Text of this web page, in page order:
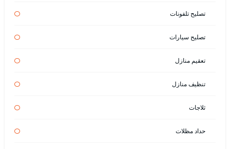
تصليح تلفونات
تصليح سيارات
تعقيم منازل
تنظيف منازل
ثلاجات
حداد مظلات